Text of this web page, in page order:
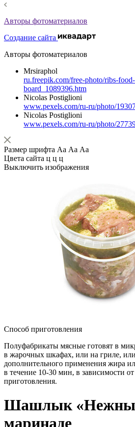
Авторы фотоматериалов
Создание сайта
Авторы фотоматериалов
Mrsiraphol
ru.freepik.com/free-photo/ribs-
board_1089396.htm
Nicolas Postiglioni
www.pexels.com/ru-ru/photo/
Nicolas Postiglioni
www.pexels.com/ru-ru/photo/
Размер шрифта Аа Аа Аа
Цвета сайта ц ц ц
Выключить изображения
Способ приготовления
Полуфабрикаты мясные готовят в
в жарочных шкафах, или на гриле, или
дополнительного применения жира
в течение 10-30 мин, в зависимости
приготовления.
Шашлык
маринаде